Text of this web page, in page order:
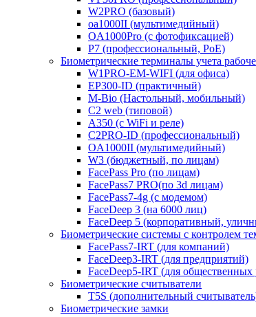
W2PRO (базовый)
oa1000II (мультимедийный)
OA1000Pro (с фотофиксацией)
P7 (профессиональный, PoE)
Биометрические терминалы учета
W1PRO-EM-WIFI (для офиса)
EP300-ID (практичный)
M-Bio (Настольный, мобильный)
С2 web (типовой)
A350 (с WiFi и реле)
C2PRO-ID (профессиональный)
OA1000II (мультимедийный)
W3 (бюджетный, по лицам)
FacePass Pro (по лицам)
FacePass7 PRO(по 3d лицам)
FacePass7-4g (с модемом)
FaceDeep 3 (на 6000 лиц)
FaceDeep 5 (корпоративный,
Биометрические системы с контролем
FacePass7-IRT (для компаний)
FaceDeep3-IRT (для предприятий)
FaceDeep5-IRT (для
Биометрические считыватели
T5S (дополнительный
Биометрические замки